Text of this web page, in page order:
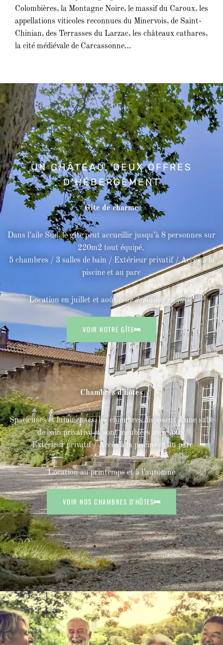
Colombières, la Montagne Noire, le massif du Caroux, les
appellations viticoles reconnues du Minervois, de Saint-
Chinian, des Terrasses du Larzac, les châteaux cathares,
la cité médiévale de Carcassonne…
UN CHÂTEAU, DEUX OFFRES
D'HÉBERGEMENT
Gîte de charme
Dans l’aile Sud, le gîte peut accueillir jusqu’à 8 personnes sur
220m2 tout équipé.
5 chambres / 3 salles de bain / Extérieur privatif / Accès à la
piscine et au parc
Location en juillet et août (sur demande en juin)
VOIR NOTRE GÎTE
Chambres d’hôtes
Spacieuses et lumineuses, les chambres disposent d’une salle
de bain privative et sont meublées avec soin.
Extérieur privatif / Accès à la piscine et au parc
Location au printemps et à l’automne
VOIR NOS CHAMBRES D'HÔTES